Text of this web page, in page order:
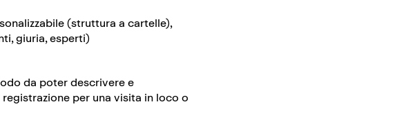
(struttura a cartelle),
giuria, esperti)
da poter descrivere e
per una visita in loco o